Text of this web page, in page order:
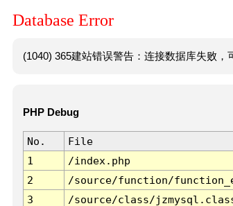
Database Error
(1040) 365建站错误警告：连接数据库失败，
PHP Debug
No. File
1
/index.php
2
/source/function/
3
/source/class/